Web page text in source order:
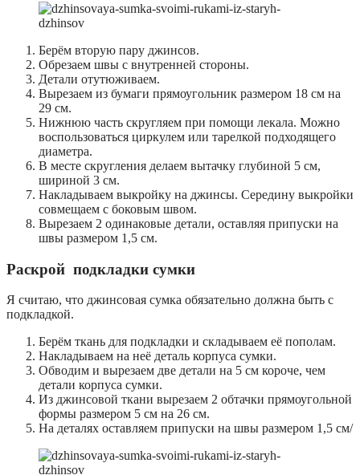
Берём вторую пару джинсов.
Обрезаем швы с внутренней стороны.
Детали отутюживаем.
Вырезаем из бумаги прямоугольник размером 18 см на
29 см.
Нижнюю часть скругляем при помощи лекала. Можно
воспользоваться циркулем или тарелкой подходящего
диаметра.
В месте скругления делаем вытачку глубиной 5 см,
шириной 3 см.
Накладываем выкройку на джинсы. Середину выкройки
совмещаем с боковым швом.
Вырезаем 2 одинаковые детали, оставляя припуски на
швы размером 1,5 см.
Раскрой подкладки сумки
Я считаю, что джинсовая сумка обязательно должна быть с
подкладкой.
Берём ткань для подкладки и складываем её пополам.
Накладываем на неё деталь корпуса сумки.
Обводим и вырезаем две детали на 5 см короче, чем
детали корпуса сумки.
Из джинсовой ткани вырезаем 2 обтачки прямоугольной
формы размером 5 см на 26 см.
На деталях оставляем припуски на швы размером 1,5 см/